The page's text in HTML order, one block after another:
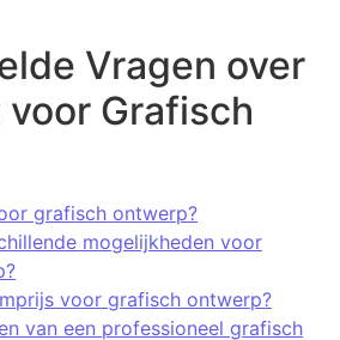
Vragen over
Grafisch
grafisch ontwerp?
mogelijkheden voor
voor grafisch ontwerp?
van een professioneel grafisch